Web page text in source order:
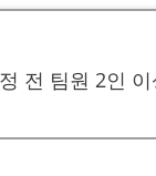
전 팀원 2인